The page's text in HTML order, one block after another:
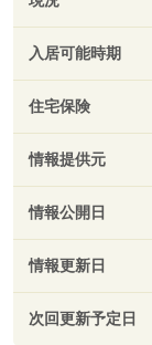
入居可能時期
住宅保険
情報提供元
情報公開日
情報更新日
次回更新予定日